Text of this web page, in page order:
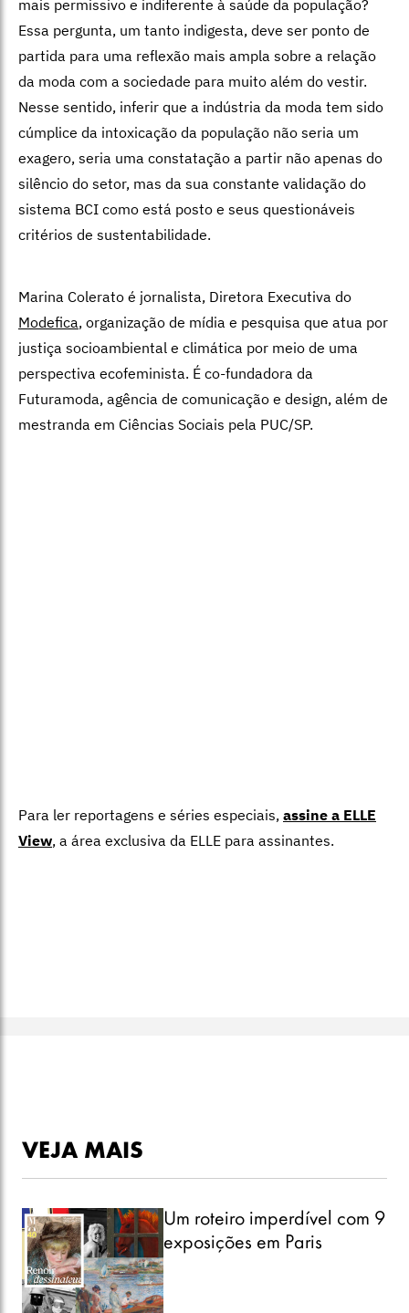
mais permissivo e indiferente à saúde da população?
Essa pergunta, um tanto indigesta, deve ser ponto de
partida para uma reflexão mais ampla sobre a relação
da moda com a sociedade para muito além do vestir.
Nesse sentido, inferir que a indústria da moda tem sido
cúmplice da intoxicação da população não seria um
exagero, seria uma constatação a partir não apenas do
silêncio do setor, mas da sua constante validação do
sistema BCI como está posto e seus questionáveis
critérios de sustentabilidade.
Marina Colerato é jornalista, Diretora Executiva do
Modefica, organização de mídia e pesquisa que atua por
justiça socioambiental e climática por meio de uma
perspectiva ecofeminista. É co-fundadora da
Futuramoda, agência de comunicação e design, além de
mestranda em Ciências Sociais pela PUC/SP.
Para ler reportagens e séries especiais, assine a ELLE
View, a área exclusiva da ELLE para assinantes.
VEJA MAIS
Um roteiro imperdível com 9
exposições em Paris